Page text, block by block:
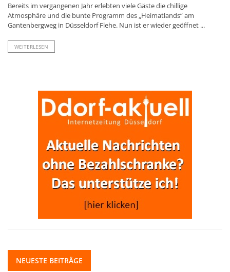
Bereits im vergangenen Jahr erlebten viele Gäste die chillige
Atmosphäre und die bunte Programm des „Heimatlands“ am
Gantenbergweg in Düsseldorf Flehe. Nun ist er wieder geöffnet ...
WEITERLESEN
NEUESTE BEITRÄGE